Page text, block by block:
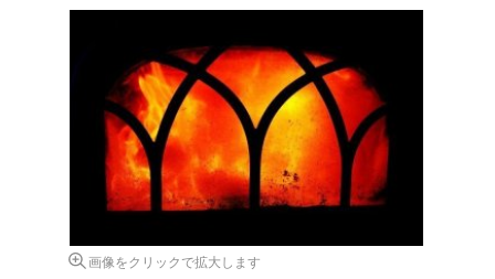
画像をクリックで拡大します